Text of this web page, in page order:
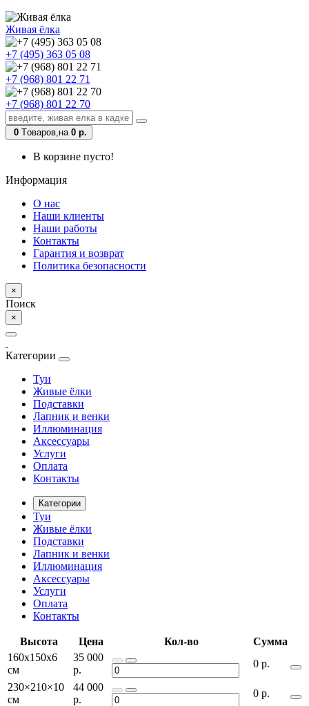
Живая ёлка
+7 (495) 363 05 08
+7 (968) 801 22 71
+7 (968) 801 22 70
0 Tоваров,на 0 р.
В корзине пусто!
Информация
О нас
Наши клиенты
Наши работы
Контакты
Гарантия и возврат
Политика безопасности
×
Поиск
×
Категории
Туи
Живые ёлки
Подставки
Лапник и венки
Иллюминация
Аксессуары
Услуги
Оплата
Контакты
Категории
Туи
Живые ёлки
Подставки
Лапник и венки
Иллюминация
Аксессуары
Услуги
Оплата
Контакты
Высота Цена Кол-во
Сумма
160х150х6
см
35 000
р.
0 р.
230×210×10
см
44 000
р.
0 р.